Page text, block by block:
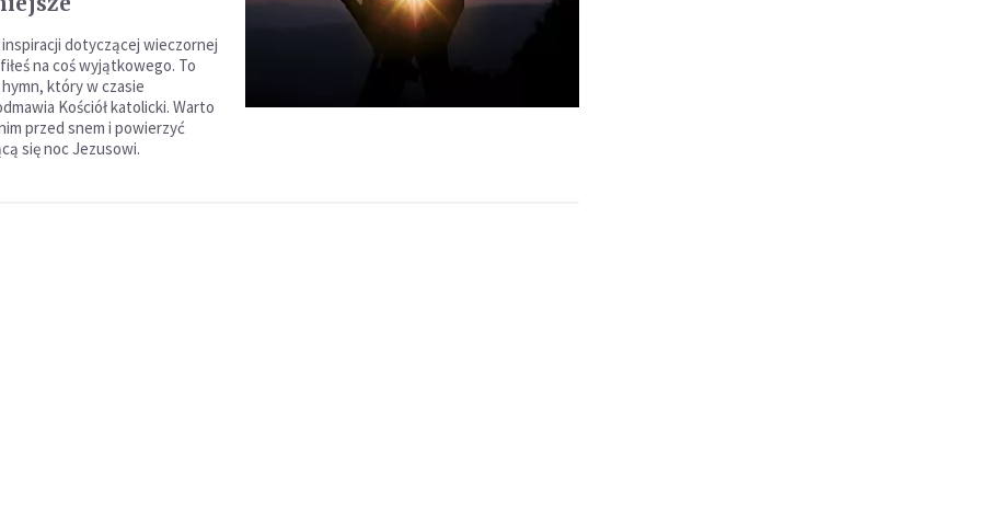
dotyczącej wieczornej
na coś wyjątkowego. To
który w czasie
Kościół katolicki. Warto
przed snem i powierzyć
się noc Jezusowi.